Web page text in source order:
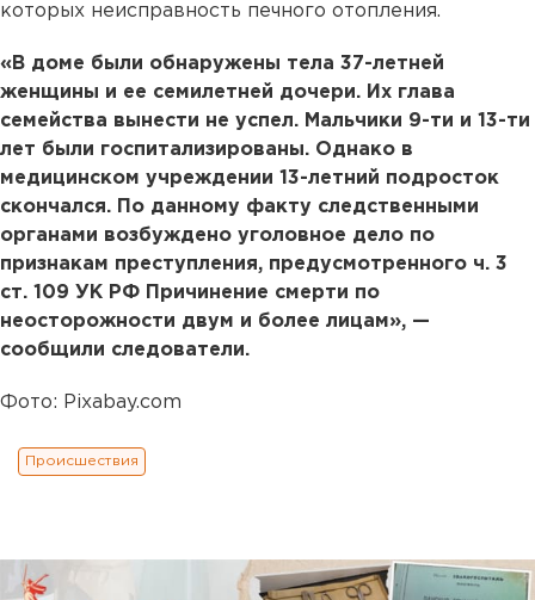
которых неисправность печного отопления.
«В доме были обнаружены тела 37-летней
женщины и ее семилетней дочери. Их глава
семейства вынести не успел. Мальчики 9-ти и 13-ти
лет были госпитализированы. Однако в
медицинском учреждении 13-летний подросток
скончался. По данному факту следственными
органами возбуждено уголовное дело по
признакам преступления, предусмотренного ч. 3
ст. 109 УК РФ Причинение смерти по
неосторожности двум и более лицам», —
сообщили следователи.
Фото: Pixabay.com
Происшествия